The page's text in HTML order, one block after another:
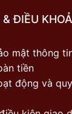
ĐIỀU
mật thông
tiền
động và